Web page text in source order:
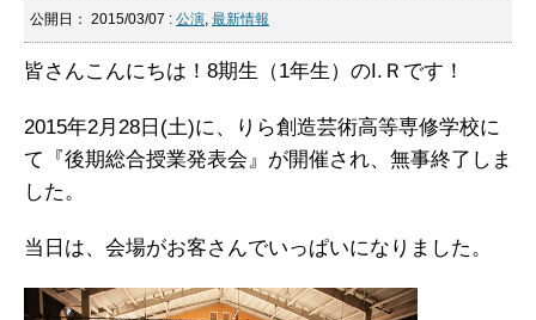
公開日： 2015/03/07 : 公演, 最新情報
皆さんこんにちは！8期生（1年生）のI.Ｒです！
2015年2月28日(土)に、りら創造芸術高等専修学校に
て『後期総合授業発表会』が開催され、無事終了しま
した。
当日は、会場がお客さんでいっぱいになりました。